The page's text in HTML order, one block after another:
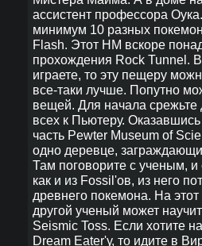
ассистент профессора
минимум 10 разных
Flash. Этот HM вскоре
прохождения Rock Tunnel.
играете, то эту пещеру
все-таки лучше. Попутно
вещей. Для начала
всех к Пьютеру.
часть Pewter Museum of
одно деревце,
Там поговорите с ученым,
как и из Fossil'ов, из него
древнего покемона. На
другой ученый может
Seismic Toss. Если хотите
Dream Eater'у, то идите в